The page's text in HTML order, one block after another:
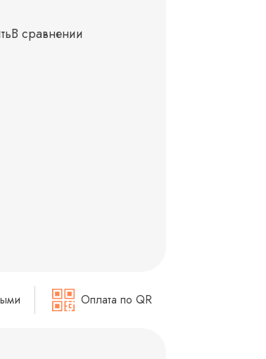
В сравнении
Оплата по QR